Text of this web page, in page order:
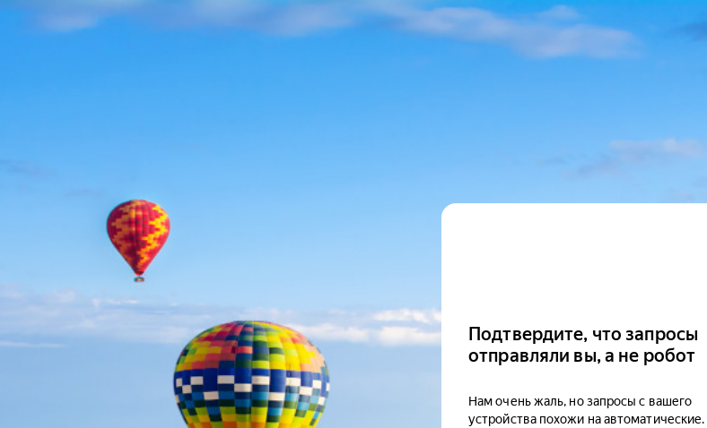
Подтвердите, что запросы
отправляли вы, а не робот
Нам очень жаль, но запросы с вашего
устройства похожи на автоматические.